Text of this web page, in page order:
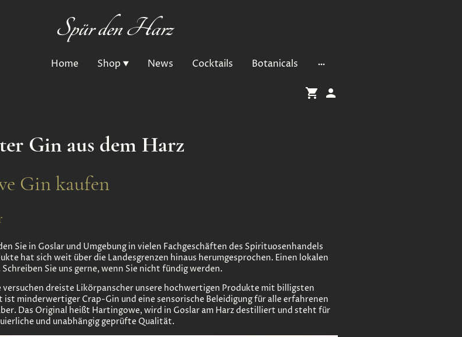
Spür den Harz
Home Shop News Cocktails Botanicals
Gin aus dem Harz
Gin kaufen
Sie in Goslar und Umgebung in vielen Fachgeschäften des Spirituosenhandels
hat sich weit über die Landesgrenzen hinaus herumgesprochen. Einen lokalen
Sie uns gerne, wenn Sie nicht fündig werden.
dreiste Likörpanscher unsere hochwertigen Produkte mit billigsten
minderwertiger Crap-Gin und eine sensorische Beleidigung für alle erfahrenen
Das Original heißt Hartingowe, wird in Goslar am Harz destilliert und steht für
und unabhängig geprüfte Qualität.